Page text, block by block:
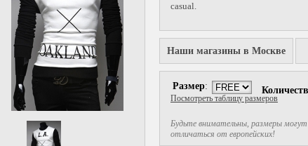
casual.
Наши магазины в Москве
Размер:
Будьте внимательны, размеры могут
отличаться от европейских!
Посмотреть таблицу размеров